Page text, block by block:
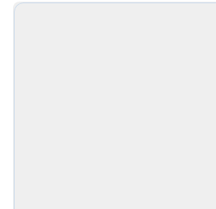
le sous-menu Vos métiers